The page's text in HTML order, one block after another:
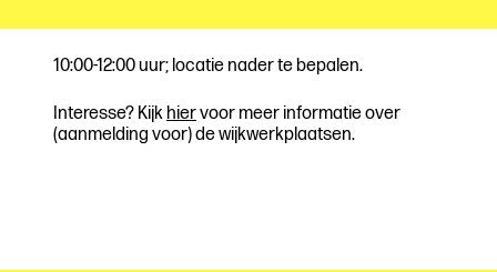
10:00-12:00 uur; locatie nader te bepalen.
Interesse? Kijk hiervoor meer informatie over
(aanmelding voor) de wijkwerkplaatsen.